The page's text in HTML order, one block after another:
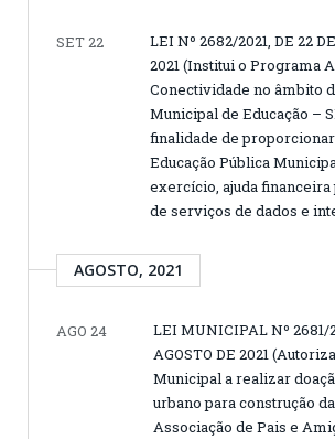
SET 22
LEI Nº 2682/2021, DE 22
2021 (Institui o Programa
Conectividade no âmbito
Municipal de Educação –
finalidade de
Educação Pública
exercício, ajuda financeira
de serviços de dados e
AGOSTO, 2021
AGO 24
LEI MUNICIPAL Nº 2681/
AGOSTO DE 2021
Municipal a realizar
urbano para construção
Associação de Pais e